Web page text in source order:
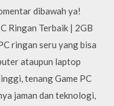
dibawah ya!
Ringan Terbaik | 2GB
ringan seru yang bisa
ataupun laptop
tenang Game PC
jaman dan teknologi,